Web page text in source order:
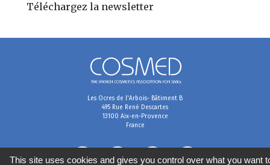
Téléchargez la newsletter
Les Ocres de l'Arbois- Bâtiment B
495 Rue René Descartes
13100 Aix-en-Provence
France
This site uses cookies and gives you control over what you want